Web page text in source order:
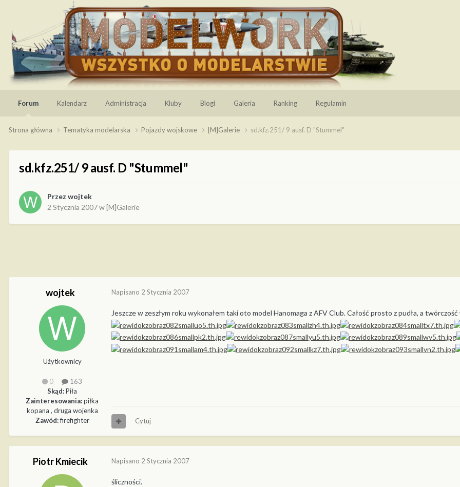
Forum Kalendarz Administracja Kluby Blogi Galeria Ranking Regulamin
Strona główna Tematyka modelarska Pojazdy wojskowe [M]Galerie sd.kfz.251/ 9 ausf. D "Stummel"
sd.kfz.251/ 9 ausf. D "Stummel"
Przez wojtek
2 Stycznia 2007w[M]Galerie
wojtek
Użytkownicy
0
163
Skąd:Piła
Zainteresowania:piłka
kopana , druga wojenka
Zawód:firefighter
Napisano 2 Stycznia 2007
Jeszcze w zeszłym roku wykonałem taki oto model Hanomaga z AFV Club. Całość prosto z pudła, a
Cytuj
Piotr Kmiecik Napisano 2 Stycznia 2007
śliczności.